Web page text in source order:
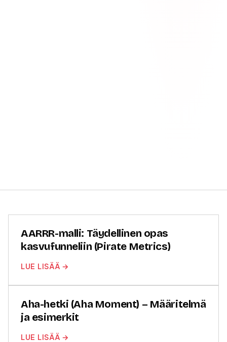
AARRR-malli: Täydellinen opas
kasvufunneliin (Pirate Metrics)
LUE LISÄÄ →
Aha-hetki (Aha Moment) – Määritelmä
ja esimerkit
LUE LISÄÄ →